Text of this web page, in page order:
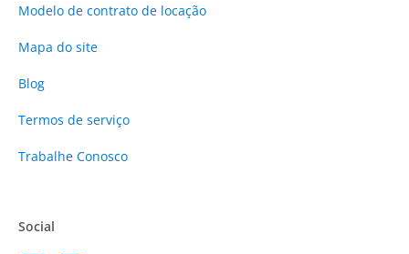
Modelo de contrato de locação
Mapa do site
Blog
Termos de serviço
Trabalhe Conosco
Social